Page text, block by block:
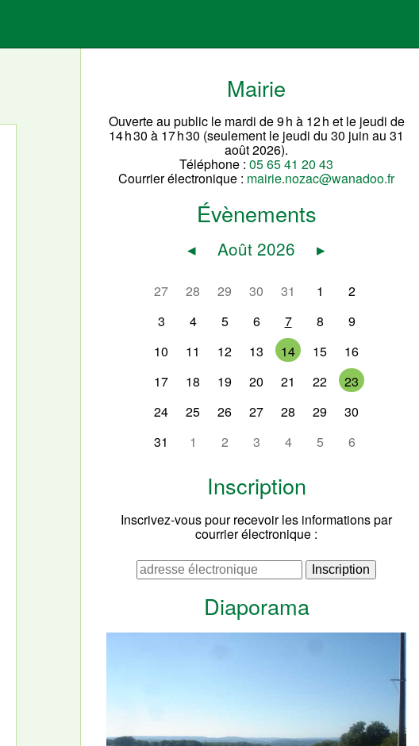
Mairie
Ouverte au public le mardi de 9 h à 12 h et le jeudi de
14 h 30 à 17 h 30 (seulement le jeudi du 30 juin au 31
août 2026).
Téléphone :05 65 41 20 43
Courrier électronique : mairie.nozac@wanadoo.fr
Évènements
◂ Août 2026 ▸
27 28 29 30 31 1
2
3
4 5 6 7 8
9
10
11 12 13 14 15
16
17
18 19 20 21 22
23
24
25 26 27 28 29
30
31
1 2 3 4 5 6
Inscription
Inscrivez-vous pour recevoir les informations par
courrier électronique :
Diaporama